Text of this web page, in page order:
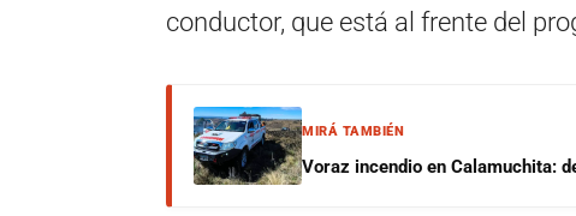
conductor, que está al frente del
MIRÁ TAMBIÉN
Voraz incendio en Calamuchita: